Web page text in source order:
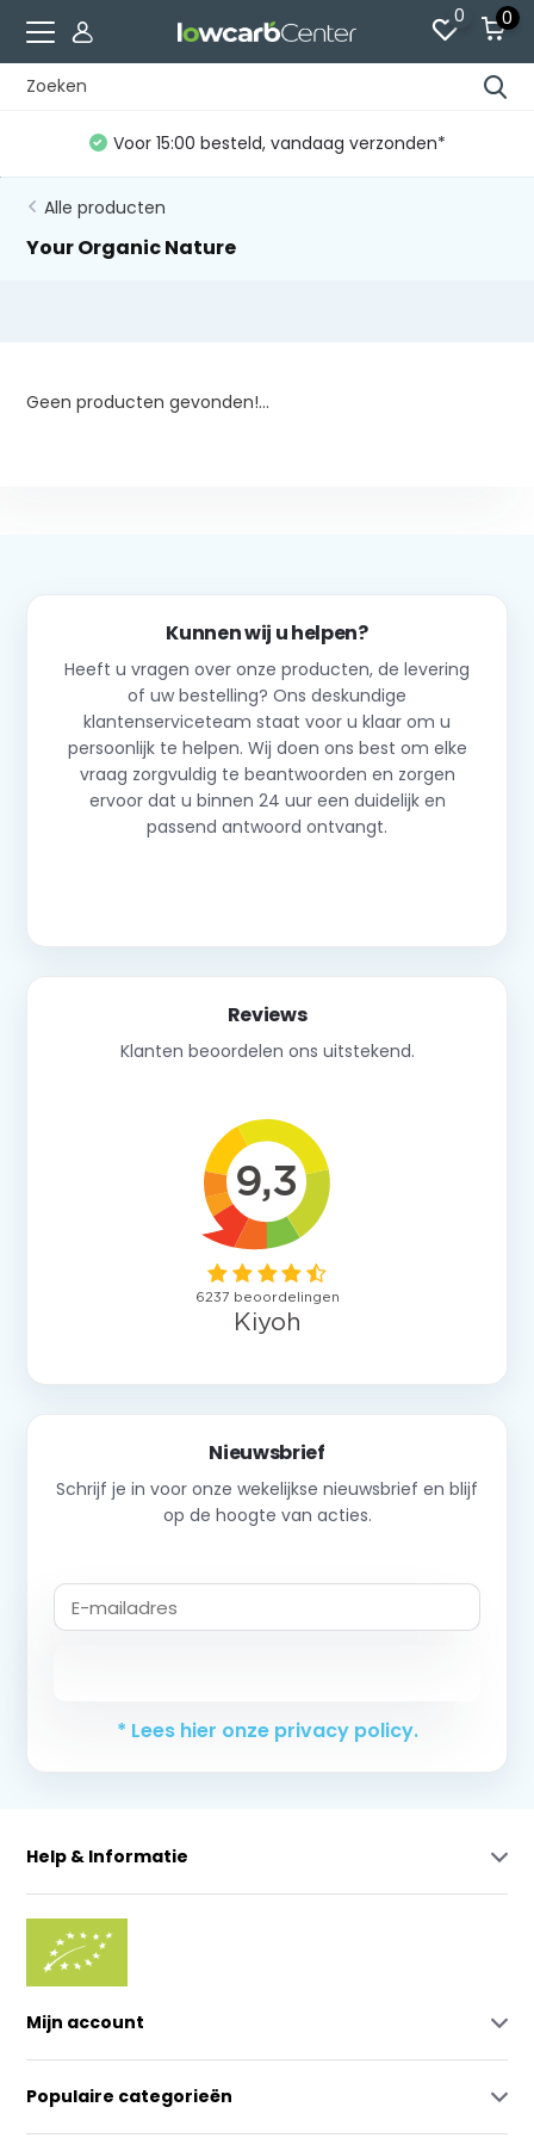
0 0
Voor 15:00 besteld, vandaag verzonden*
Alle producten
Your Organic Nature
Geen producten gevonden!...
Kunnen wij u helpen?
Heeft u vragen over onze producten, de levering
of uw bestelling? Ons deskundige
klantenserviceteam staat voor u klaar om u
persoonlijk te helpen. Wij doen ons best om elke
vraag zorgvuldig te beantwoorden en zorgen
ervoor dat u binnen 24 uur een duidelijk en
passend antwoord ontvangt.
Reviews
Klanten beoordelen ons uitstekend.
Nieuwsbrief
Schrijf je in voor onze wekelijkse nieuwsbrief en blijf
op de hoogte van acties.
* Lees hier onze privacy policy.
Help & Informatie
Mijn account
Populaire categorieën